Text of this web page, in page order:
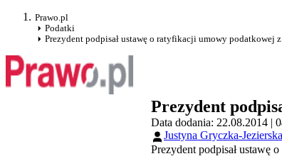
Prawo.pl
Podatki
Prezydent podpisał ustawę o ratyfikacji umowy podatkowej
Prezydent
Data dodania: 22.08.2014 |
Justyna Gryczka-Jezierska
Prezydent podpisał ustawę